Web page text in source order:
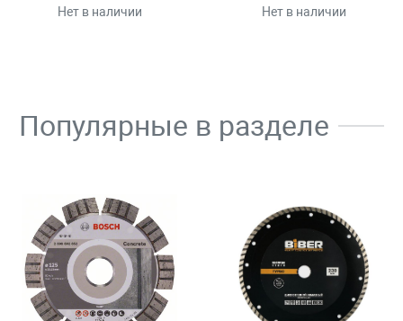
Нет в наличии Нет в наличии
Популярные в разделе